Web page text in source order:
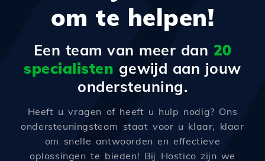
om te helpen!
Een team van meer dan 20
specialisten gewijd aan jouw
ondersteuning.
Heeft u vragen of heeft u hulp nodig? Ons
ondersteuningsteam staat voor u klaar, klaar
om snelle antwoorden en effectieve
oplossingen te bieden! Bij Hostico zijn we